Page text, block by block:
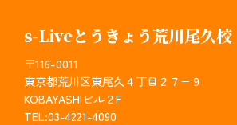
s-Liveとうきょう荒川尾久校
〒116-0011
東京都荒川区東尾久４丁目２７−９
KOBAYASHIビル２F
TEL:03-4221-4090